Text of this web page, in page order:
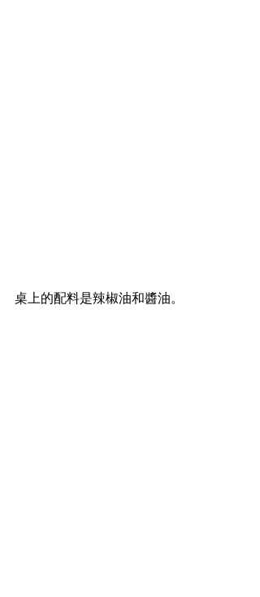
桌上的配料是辣椒油和醬油。